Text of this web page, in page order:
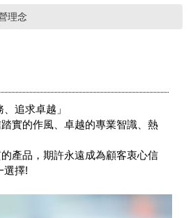
理念
追求卓越」
實的作風、卓越的專業智識、熱
產品，期許永遠成為顧客衷心信
選擇!